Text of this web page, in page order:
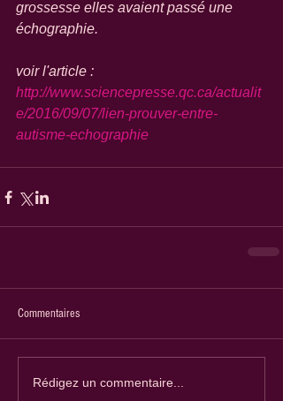
grossesse elles avaient passé une
échographie.
voir l'article :
http://www.sciencepresse.qc.ca/actualit
e/2016/09/07/lien-prouver-entre-
autisme-echographie
Commentaires
Rédigez un commentaire...